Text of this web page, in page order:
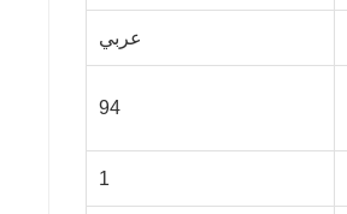
عربي
94
1